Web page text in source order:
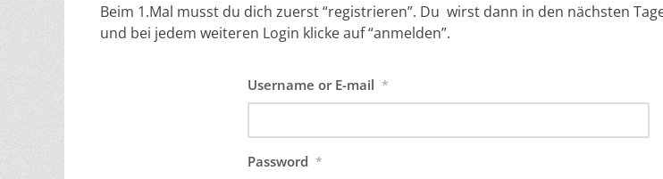
Beim 1.Mal musst du dich zuerst “registrieren”. Du wirst dann in den nächsten
und bei jedem weiteren Login klicke auf “anmelden”.
Username or E-mail *
Password *